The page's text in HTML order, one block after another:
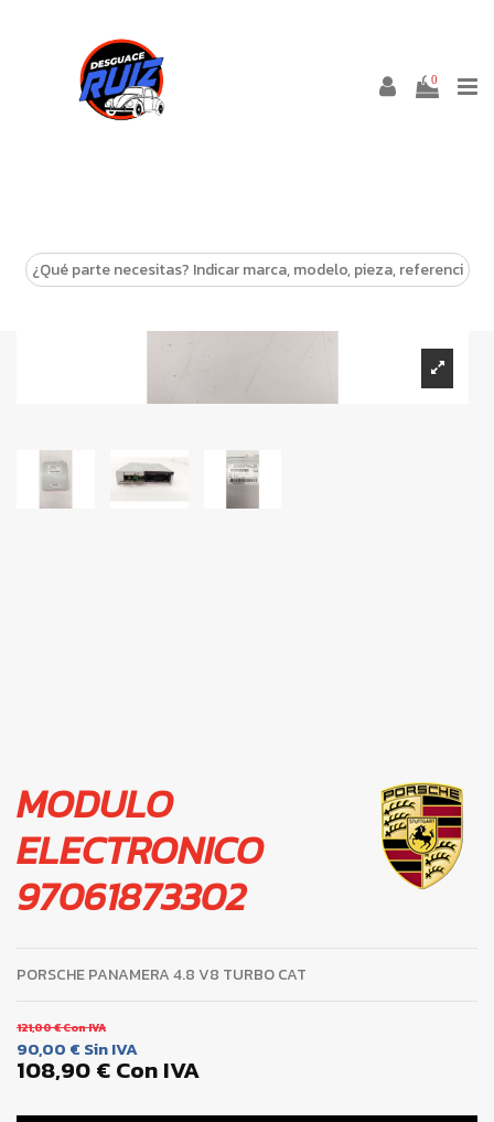
0
MODULO
ELECTRONICO
97061873302
PORSCHE PANAMERA 4.8 V8 TURBO CAT
121,00 €Con IVA
90,00 € Sin IVA
108,90 €Con IVA